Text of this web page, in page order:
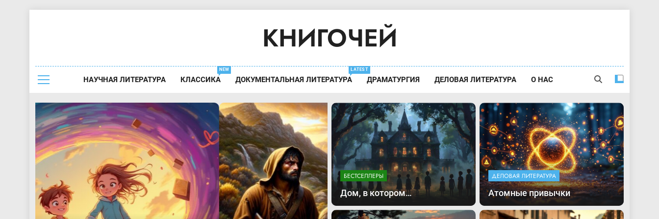
КНИГОЧЕЙ
НАУЧНАЯ ЛИТЕРАТУРА КЛАССИКА
NEW
ДОКУМЕНТАЛЬНАЯ ЛИТЕРАТУРА
LATEST
ДРАМАТУРГИЯ ДЕЛОВАЯ ЛИТЕРАТУРА О НАС
БЕСТСЕЛЛЕРЫ
Дом, в котором…
ДЕЛОВАЯ ЛИТЕРАТУРА
Атомные привычки